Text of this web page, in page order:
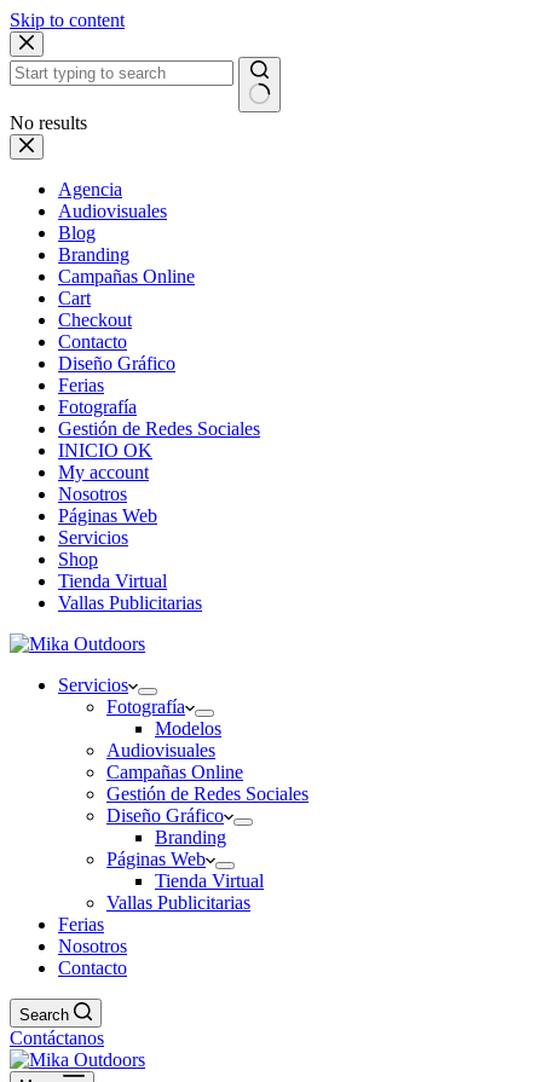
Skip to content
No results
Agencia
Audiovisuales
Blog
Branding
Campañas Online
Cart
Checkout
Contacto
Diseño Gráfico
Ferias
Fotografía
Gestión de Redes Sociales
INICIO OK
My account
Nosotros
Páginas Web
Servicios
Shop
Tienda Virtual
Vallas Publicitarias
Servicios
Fotografía
Modelos
Audiovisuales
Campañas Online
Gestión de Redes Sociales
Diseño Gráfico
Branding
Páginas Web
Tienda Virtual
Vallas Publicitarias
Ferias
Nosotros
Contacto
Search
Contáctanos